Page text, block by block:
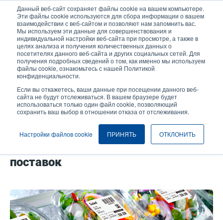
Данный веб-сайт сохраняет файлы cookie на вашем компьютере.
Эти файлы cookie используются для сбора информации о вашем
взаимодействии с веб-сайтом и позволяют нам запомнить вас.
Мы используем эти данные для совершенствования и
индивидуальной настройки веб-сайта при просмотре, а также в
целях анализа и получения количественных данных о
посетителях данного веб-сайта и других социальных сетей. Для
получения подробных сведений о том, как именно мы используем
файлы cookie, ознакомьтесь с нашей Политикой
конфиденциальности.
Если вы откажетесь, ваши данные при посещении данного веб-
сайта не будут отслеживаться. В вашем браузере будет
использоваться только один файл cookie, позволяющий
сохранить ваш выбор в отношении отказа от отслеживания.
Настройки файлов cookie ПРИНЯТЬ ОТКЛОНИТЬ
основному
содержанию
User
account
menu
User
Header
Селектор изделий
Связаться с отделом продаж
Будьте готовы к выполнению
требований по обеспечению
прослеживаемости пищевых
продуктов в рамках всей цепочки
поставок